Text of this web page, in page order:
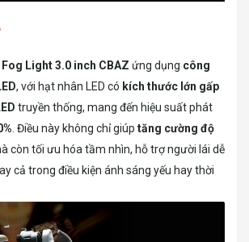
Light 3.0 inch CBAZ ứng dụng công
, với hạt nhân LED có kích thước lớn gấp
truyền thống, mang đến hiệu suất phát
. Điều này không chỉ giúp tăng cường độ
còn tối ưu hóa tầm nhìn, hỗ trợ người lái dễ
cả trong điều kiện ánh sáng yếu hay thời